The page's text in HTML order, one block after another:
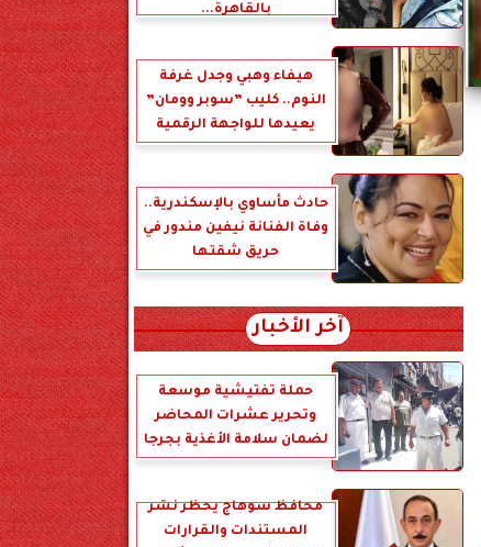
بالقاهرة...
هيفاء وهبي وجدل غرفة
النوم.. كليب ”سوبر وومان”
يعيدها للواجهة الرقمية
حادث مأساوي بالإسكندرية..
وفاة الفنانة نيفين مندور في
حريق شقتها
آخر الأخبار
حملة تفتيشية موسعة
وتحرير عشرات المحاضر
لضمان سلامة الأغذية بجرجا
محافظ سوهاج يحظر نشر
المستندات والقرارات